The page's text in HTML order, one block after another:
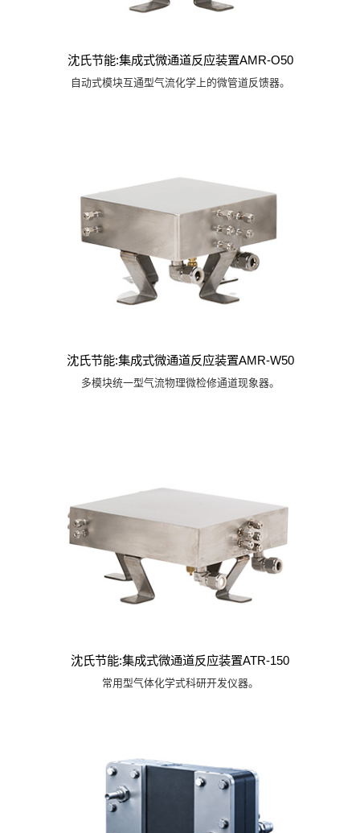
沈氏节能:集成式微通道反应装置AMR-O50
自动式模块互通型气流化学上的微管道反馈器。
沈氏节能:集成式微通道反应装置AMR-W50
多模块统一型气流物理微检修通道现象器。
沈氏节能:集成式微通道反应装置ATR-150
常用型气体化学式科研开发仪器。